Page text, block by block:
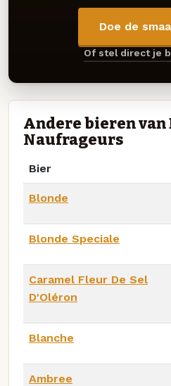
Doe de
Of stel direct je
Andere bieren van
Naufrageurs
Bier
Blonde
Blonde Speciale
Caramel Fleur De Sel
D'Oléron
Blanche
Ambree